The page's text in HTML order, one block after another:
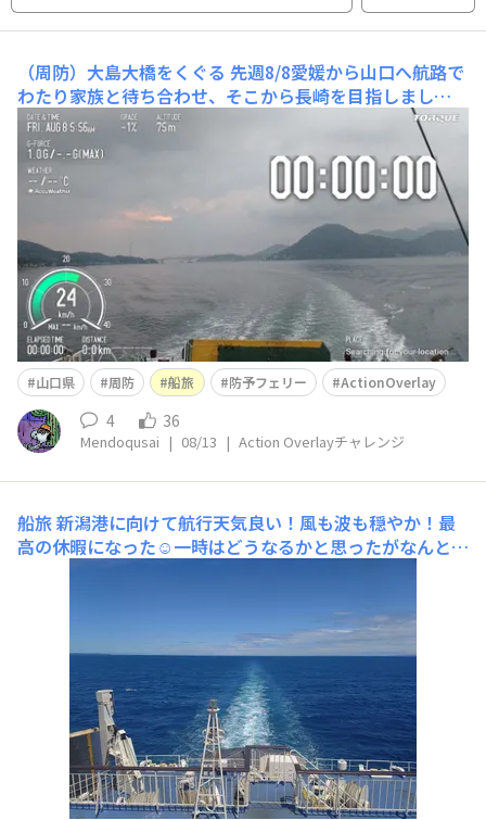
（周防）大島大橋をくぐる 先週8/8愛媛から山口へ航路で
わたり家族と待ち合わせ、そこから長崎を目指しまし
た。 まずは周防大島と本州をつなぐ大島大橋をくぐって
久しぶりの山口へ到着。 こうして雨の九州へと向かった
のでした・・・
山口県 周防 船旅 防予フェリー ActionOverlay
4 36
Mendoqusai | 08/13 | Action Overlayチャレンジ
船旅新潟港に向けて航行天気良い！風も波も穏やか！最
高の休暇になった☺一時はどうなるかと思ったがなんとか